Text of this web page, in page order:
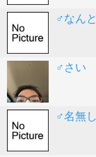
♂なん
♂さい
♂名無